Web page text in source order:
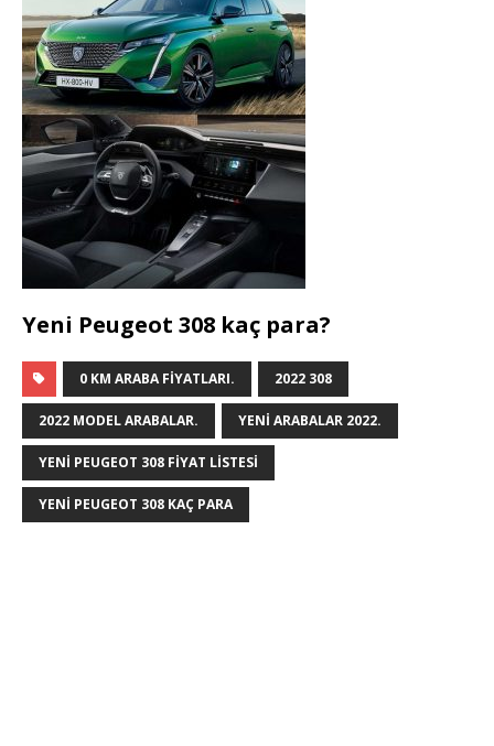
Yeni Peugeot 308 kaç para?
0 KM ARABA FIYATLARI. 2022 308
2022 MODEL ARABALAR. YENI ARABALAR 2022.
YENI PEUGEOT 308 FIYAT LISTESI
YENI PEUGEOT 308 KAÇ PARA